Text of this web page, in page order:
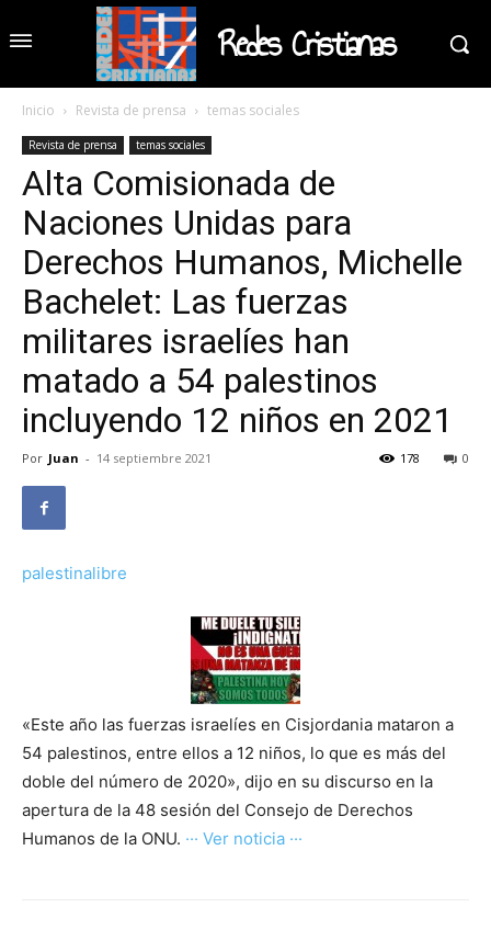
Redes Cristianas
Inicio Revista de prensa temas sociales
Revista de prensa temas sociales
Alta Comisionada de
Naciones Unidas para
Derechos Humanos, Michelle
Bachelet: Las fuerzas
militares israelíes han
matado a 54 palestinos
incluyendo 12 niños en 2021
Por Juan - 14 septiembre 2021 0
178
palestinalibre
«Este año las fuerzas israelíes en Cisjordania mataron a
54 palestinos, entre ellos a 12 niños, lo que es más del
doble del número de 2020», dijo en su discurso en la
apertura de la 48 sesión del Consejo de Derechos
Humanos de la ONU. ··· Ver noticia ···